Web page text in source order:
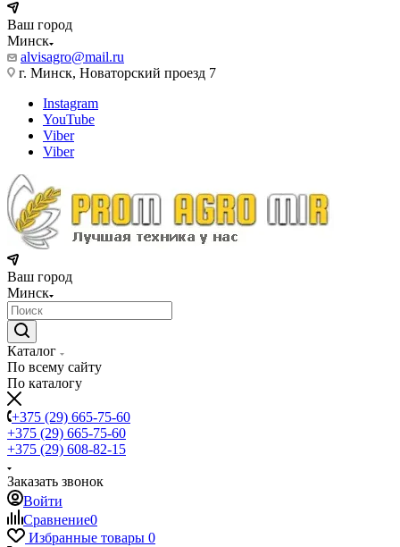
Ваш город
Минск
alvisagro@mail.ru
г. Минск, Новаторский проезд 7
Instagram
YouTube
Viber
Viber
Ваш город
Минск
Каталог
По всему сайту
По каталогу
+375 (29) 665-75-60
+375 (29) 665-75-60
+375 (29) 608-82-15
Заказать звонок
Войти
Сравнение0
Избранные товары 0